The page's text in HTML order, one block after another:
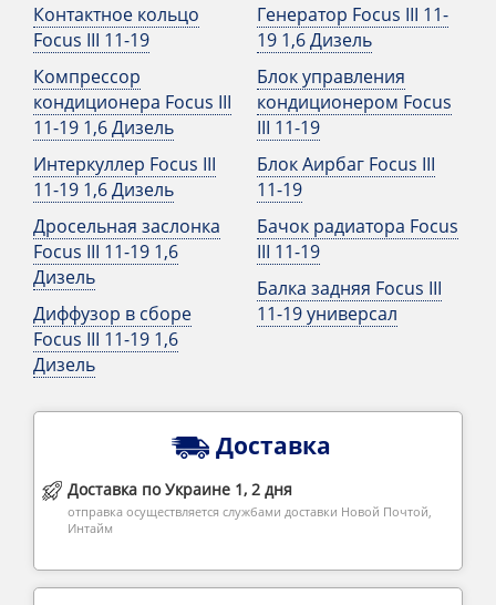
Контактное кольцо
Focus III 11-19
Компрессор
кондиционера Focus III
11-19 1,6 Дизель
Интеркуллер Focus III
11-19 1,6 Дизель
Дросельная заслонка
Focus III 11-19 1,6
Дизель
Диффузор в сборе
Focus III 11-19 1,6
Дизель
Генератор Focus III 11-
19 1,6 Дизель
Блок управления
кондиционером Focus
III 11-19
Блок Аирбаг Focus III
11-19
Бачок радиатора Focus
III 11-19
Балка задняя Focus III
11-19 универсал
Доставка
Доставка по Украине 1, 2 дня
отправка осуществляется службами доставки Новой Почтой,
Интайм